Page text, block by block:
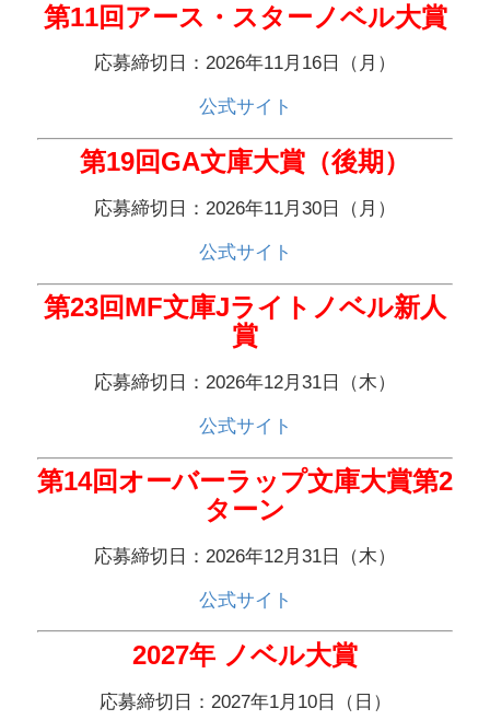
第11回アース・スターノベル大賞
応募締切日：2026年11月16日（月）
公式サイト
第19回GA文庫大賞（後期）
応募締切日：2026年11月30日（月）
公式サイト
第23回MF文庫Jライトノベル新人
賞
応募締切日：2026年12月31日（木）
公式サイト
第14回オーバーラップ文庫大賞第2
ターン
応募締切日：2026年12月31日（木）
公式サイト
2027年 ノベル大賞
応募締切日：2027年1月10日（日）